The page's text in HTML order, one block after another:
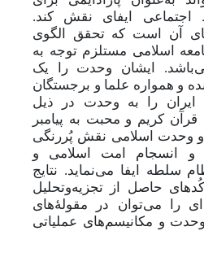
ایفای نقش کند.
آن است که تحقق الگوی
اسلامی مستلزم توجه به
ایشان وحدت را یک
و همواره علما و برجستگان
را به وحدت در ذیل
کریم و محبت به پیامبر
و وحدت اسلامی نقش پُررنگی
و انسجام امت اسلامی و
سلطه ایفا می‌نماید. نتایج
حاصل از تجزیه‌وتحلیل
را می‌توان در مقولهٔ‌های
و مکانیسم‌های عملیاتی